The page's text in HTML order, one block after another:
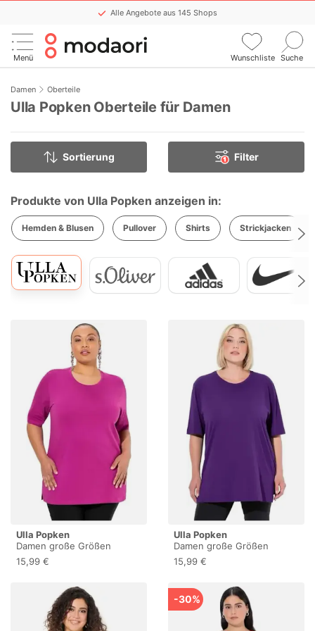
Alle Angebote aus 145 Shops
Keinen Sale mehr verpassen
Menü Wunschliste Suche
Damen Oberteile
Ulla Popken Oberteile für Damen
Sortierung 1 Filter
Produkte von Ulla Popken anzeigen in:
Hemden & Blusen Pullover Shirts Strickjacken
Ulla Popken
Damen große Größen
Übergrößen bis 72, Basic T-
Shirt, Oberteil, Regular Fit,
Halbarm, Beere 42+
486910827-42+
15,99 €
Ulla Popken
Damen große Größen
Übergrößen bis 72, Basic T-
Shirt, Oberteil, Regular Fit,
Halbarm, tiefes violett 42+
486910840-42+
15,99 €
-30%